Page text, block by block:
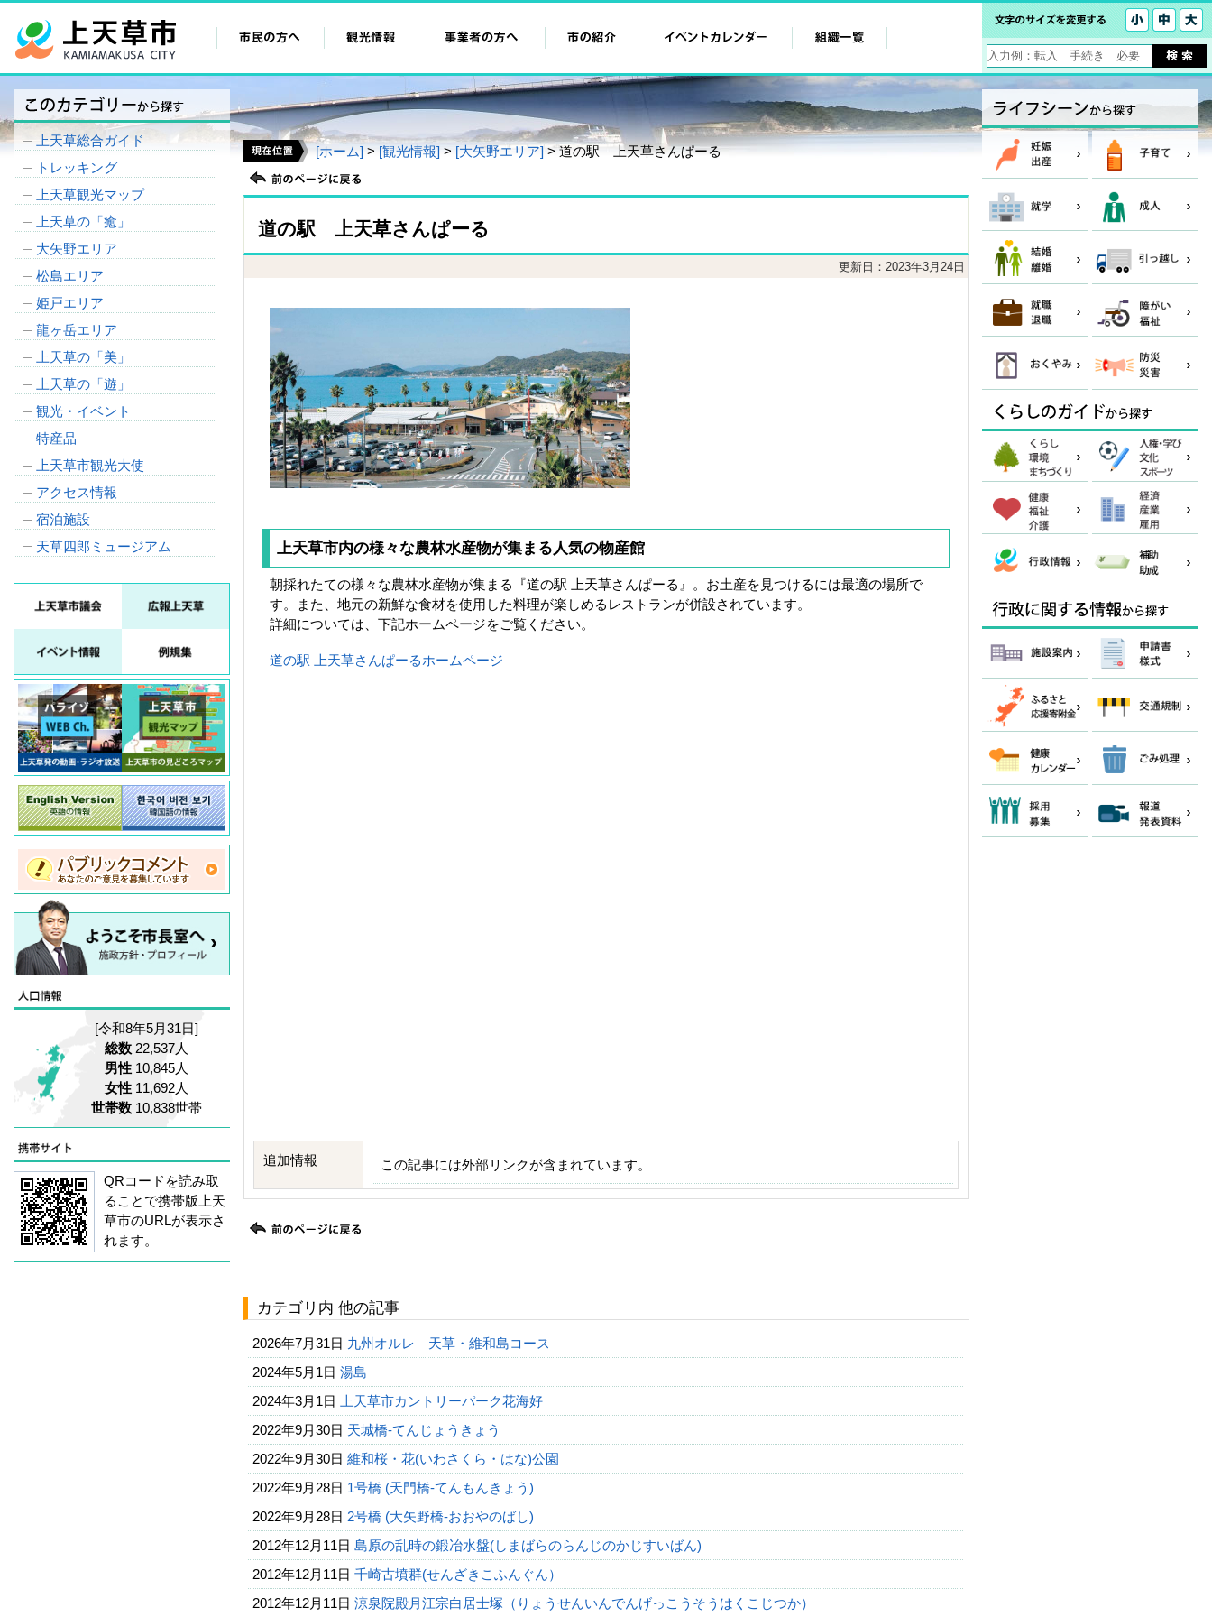
[ホーム] > [観光情報] > [大矢野エリア] > 道の駅 上天草さんぱーる
道の駅 上天草さんぱーる
更新日：2023年3月24日
上天草市内の様々な農林水産物が集まる人気の物産館
朝採れたての様々な農林水産物が集まる『道の駅 上天草さんぱーる』。お土産を見つけるには最適の場所で
す。また、地元の新鮮な食材を使用した料理が楽しめるレストランが併設されています。
詳細については、下記ホームページをご覧ください。
道の駅 上天草さんぱーるホームページ
追加情報 この記事には外部リンクが含まれています。
カテゴリ内 他の記事
2026年7月31日 九州オルレ 天草・維和島コース
2024年5月1日 湯島
2024年3月1日
上天草市カントリーパーク花海好
2022年9月30日 天城橋‐てんじょうきょう
2022年9月30日 維和桜・花(いわさくら・はな)公園
2022年9月28日 1号橋 (天門橋‐てんもんきょう)
2022年9月28日 2号橋 (大矢野橋-おおやのばし)
2012年12月11日 島原の乱時の鍛冶水盤(しまばらのらんじのかじすいばん)
2012年12月11日 千崎古墳群(せんざきこふんぐん）
2012年12月11日 涼泉院殿月江宗白居士塚（りょうせんいんでんげっこうそうはくこじつか）
上天草総合ガイド
トレッキング
上天草観光マップ
上天草の「癒」
大矢野エリア
松島エリア
姫戸エリア
龍ヶ岳エリア
上天草の「美」
上天草の「遊」
観光・イベント
特産品
上天草市観光大使
アクセス情報
宿泊施設
天草四郎ミュージアム
[令和8年5月31日]
総数 22,537人
男性 10,845人
女性 11,692人
世帯数 10,838世帯
QRコードを読み取
ることで携帯版上天
草市のURLが表示さ
れます。